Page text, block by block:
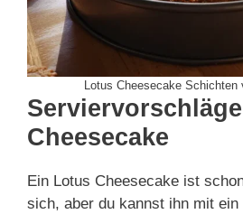
Lotus Cheesecake Schichten
Cheesecake
Ein Lotus Cheesecake ist
sich, aber du kannst ihn mit